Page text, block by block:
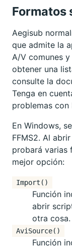
Formatos
Aegisub
que admite la
A/V comunes
obtener una
consulte la
Tenga en
problemas con
En Windows,
FFMS2. Al
probará varias
mejor opción:
Import()
Función
abrir
otra cosa.
AviSource()
Función